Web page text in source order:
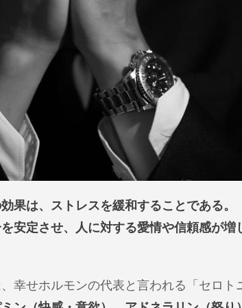
果は、ストレスを緩和することである。
安定させ、人に対する愛情や信頼感が
幸せホルモンの代表と言われる「セロト